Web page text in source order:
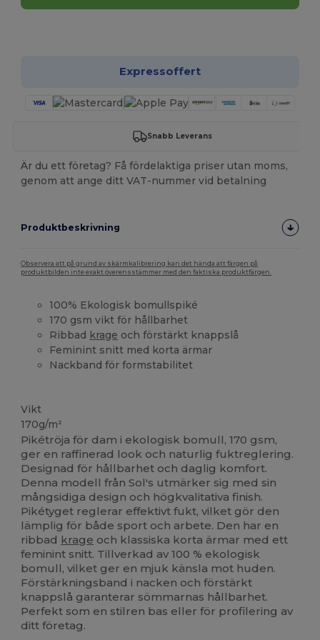
Expressoffert
Snabb Leverans
Är du ett företag? Få fördelaktiga priser utan moms,
genom att ange ditt VAT-nummer vid betalning
Produktbeskrivning
Observera att på grund av skärmkalibrering kan det hända att färgen på
produktbilden inte exakt överensstämmer med den faktiska produktfärgen.
100% Ekologisk bomullspiké
170 gsm vikt för hållbarhet
Ribbad krage och förstärkt knappslå
Feminint snitt med korta ärmar
Nackband för formstabilitet
Vikt
170g/m²
Pikétröja för dam i ekologisk bomull, 170 gsm,
ger en raffinerad look och naturlig fuktreglering.
Designad för hållbarhet och daglig komfort.
Denna modell från Sol's utmärker sig med sin
mångsidiga design och högkvalitativa finish.
Pikétyget reglerar effektivt fukt, vilket gör den
lämplig för både sport och arbete. Den har en
ribbad krage och klassiska korta ärmar med ett
feminint snitt. Tillverkad av 100 % ekologisk
bomull, vilket ger en mjuk känsla mot huden.
Förstärkningsband i nacken och förstärkt
knappslå garanterar sömmarnas hållbarhet.
Perfekt som en stilren bas eller för profilering av
ditt företag.